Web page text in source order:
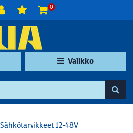
0
Valikko
Sähkötarvikkeet 12-48V